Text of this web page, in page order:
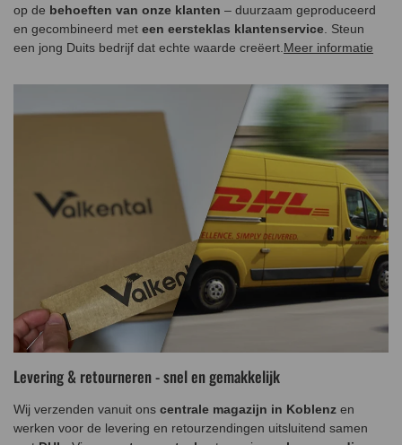
op de behoeften van onze klanten – duurzaam geproduceerd
en gecombineerd met een eersteklas klantenservice . Steun
een jong Duits bedrijf dat echte waarde creëert. Meer informatie
Levering & retourneren - snel en gemakkelijk
Wij verzenden vanuit ons centrale magazijn in Koblenz en
werken voor de levering en retourzendingen uitsluitend samen